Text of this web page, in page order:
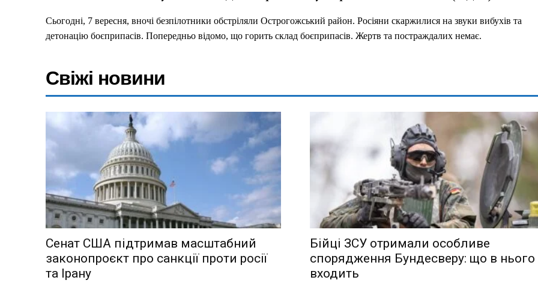
Україна
Політика
Технології
Сьогодні, 7 вересня, вночі безпілотники обстріляли Острогожський район. Росіяни скаржилися на звуки вибухів та
детонацію боєприпасів. Попередньо відомо, що горить склад боєприпасів. Жертв та постраждалих немає.
Свіжі новини
Сенат США підтримав масштабний
законопроєкт про санкції проти росії
та Ірану
Бійці ЗСУ отримали особливе
спорядження Бундесверу: що в нього
входить